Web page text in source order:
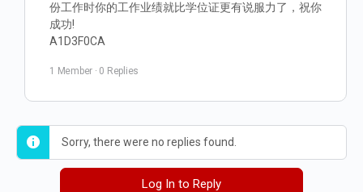
份工作时你的工作业绩就比学位证更有说服力了，祝你
成功!
A1D3F0CA
1 Member · 0 Replies
Sorry, there were no replies found.
Log In to Reply